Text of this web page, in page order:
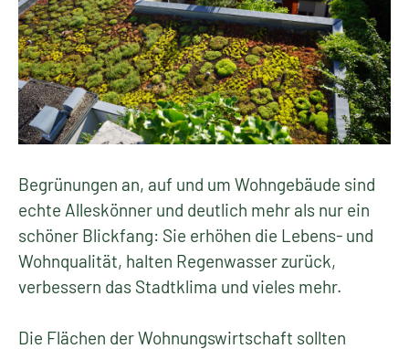
Begrünungen an, auf und um Wohngebäude sind
echte Alleskönner und deutlich mehr als nur ein
schöner Blickfang: Sie erhöhen die Lebens- und
Wohnqualität, halten Regenwasser zurück,
verbessern das Stadtklima und vieles mehr.
Die Flächen der Wohnungswirtschaft sollten